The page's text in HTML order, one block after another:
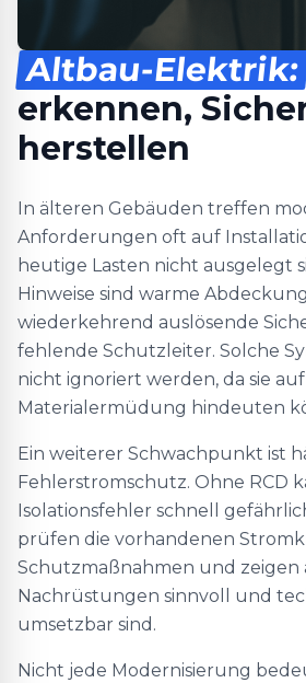
Altbau-Elektrik:
erkennen,
herstellen
In älteren Gebäuden treffen
Anforderungen oft auf
heutige Lasten nicht ausgelegt
Hinweise sind warme
wiederkehrend auslösende
fehlende Schutzleiter. Solche
nicht ignoriert werden, da sie
Materialermüdung hindeuten
Ein weiterer Schwachpunkt ist
Fehlerstromschutz. Ohne RCD
Isolationsfehler schnell
prüfen die vorhandenen
Schutzmaßnahmen und zeigen
Nachrüstungen sinnvoll und
umsetzbar sind.
Nicht jede Modernisierung